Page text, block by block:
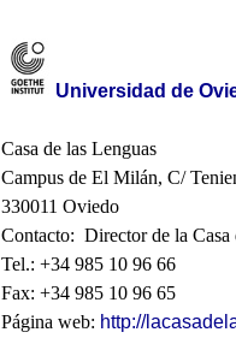
Universidad de
Casa de las Lenguas
Campus de El Milán, C/
330011 Oviedo
Contacto: Director de la Casa
Tel.: +34 985 10 96 66
Fax: +34 985 10 96 65
Página web: http://